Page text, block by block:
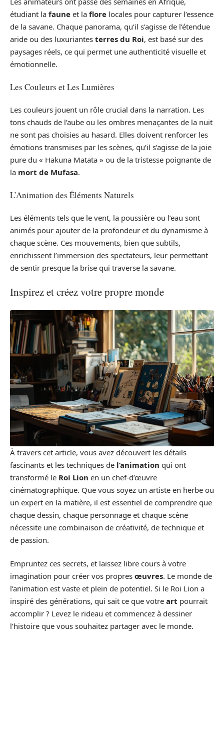
étudiant la faune et la flore locales pour capturer l’essence
de la savane. Chaque panorama, qu’il s’agisse de l’étendue
aride ou des luxuriantes terres du Roi, est basé sur des
paysages réels, ce qui permet une authenticité visuelle et
émotionnelle.
Les Couleurs et Les Lumières
Les couleurs jouent un rôle crucial dans la narration. Les
tons chauds de l’aube ou les ombres menaçantes de la nuit
ne sont pas choisies au hasard. Elles doivent renforcer les
émotions transmises par les scènes, qu’il s’agisse de la joie
pure du « Hakuna Matata » ou de la tristesse poignante de
la mort de Mufasa.
L’Animation des Éléments Naturels
Les éléments tels que le vent, la poussière ou l’eau sont
animés pour ajouter de la profondeur et du dynamisme à
chaque scène. Ces mouvements, bien que subtils,
enrichissent l’immersion des spectateurs, leur permettant
de sentir presque la brise qui traverse la savane.
Inspirez et créez votre propre monde
À travers cet article, vous avez découvert les détails
fascinants et les techniques de l’animation qui ont
transformé le Roi Lion en un chef-d’œuvre
cinématographique. Que vous soyez un artiste en herbe ou
un expert en la matière, il est essentiel de comprendre que
chaque dessin, chaque personnage et chaque scène
nécessite une combinaison de créativité, de technique et
de passion.
Empruntez ces secrets, et laissez libre cours à votre
imagination pour créer vos propres œuvres. Le monde de
l’animation est vaste et plein de potentiel. Si le Roi Lion a
inspiré des générations, qui sait ce que votre art pourrait
accomplir ? Levez le rideau et commencez à dessiner
l’histoire que vous souhaitez partager avec le monde.